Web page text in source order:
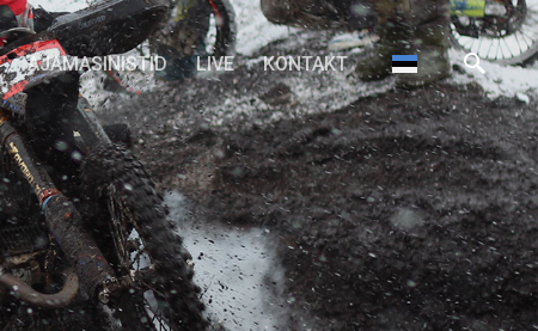
AJAMASINISTID LIVE KONTAKT